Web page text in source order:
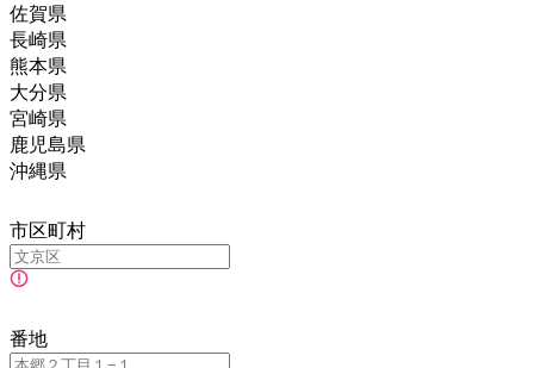
佐賀県
長崎県
熊本県
大分県
宮崎県
鹿児島県
沖縄県
市区町村
番地